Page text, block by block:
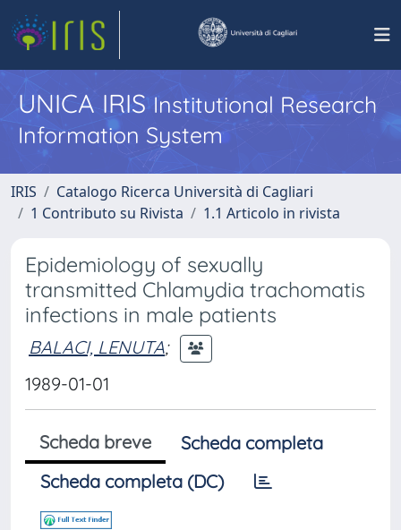
UNICA IRISInstitutional Research
Information System
IRIS
Catalogo Ricerca Università di Cagliari
1 Contributo su Rivista
1.1 Articolo in rivista
Epidemiology of sexually
transmitted Chlamydia trachomatis
infections in male patients
BALACI, LENUTA;
1989-01-01
Scheda breve
Scheda completa
Scheda completa (DC)